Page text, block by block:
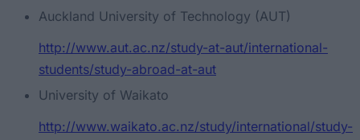
Auckland University of Technology (AUT)
http://www.aut.ac.nz/study-at-aut/international-
students/study-abroad-at-aut
University of Waikato
http://www.waikato.ac.nz/study/international/study-